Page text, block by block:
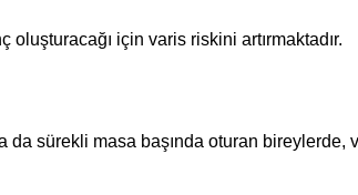
için varis riskini artırmaktadır.
sürekli masa başında oturan bireylerde,